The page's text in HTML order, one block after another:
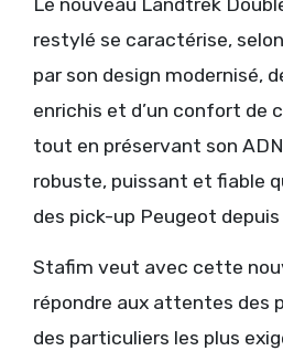
Le nouveau Landtrek
restylé se caractérise,
par son design modernisé,
enrichis et d’un confort de
tout en préservant son
robuste, puissant et fiable
des pick-up Peugeot depuis
Stafim veut avec cette
répondre aux attentes des
des particuliers les plus